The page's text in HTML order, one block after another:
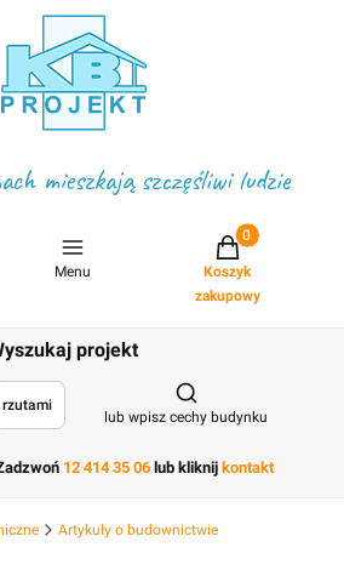
mieszkają szczęśliwi ludzie
Menu
Projekty w
Koszyk
zakupowy
projekt
rzutami
Otwórz
lub wpisz cechy budynku
12 414 35 06 lub kliknij kontakt
Artykuły o budownictwie